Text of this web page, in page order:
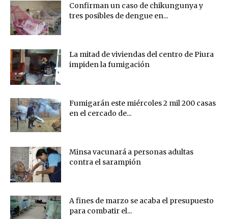
Confirman un caso de chikungunya y
tres posibles de dengue en...
La mitad de viviendas del centro de Piura
impiden la fumigación
Fumigarán este miércoles 2 mil 200 casas
en el cercado de...
Minsa vacunará a personas adultas
contra el sarampión
A fines de marzo se acaba el presupuesto
para combatir el...